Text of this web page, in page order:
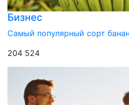
Бизнес
Самый популярный сорт
204 524